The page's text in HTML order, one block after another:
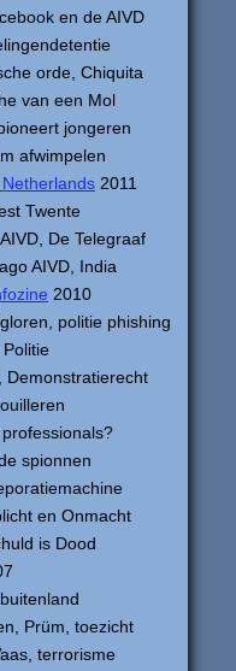
en de AIVD
orde, Chiquita
van een Mol
jongeren
afwimpelen
2011
Twente
De Telegraaf
AIVD, India
2010
politie phishing
Politie
Demonstratierecht
spionnen
en Onmacht
is Dood
Prüm, toezicht
terrorisme